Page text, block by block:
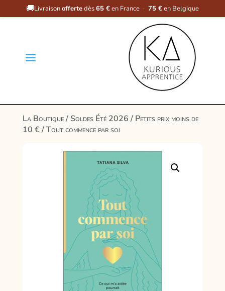
🚚Livraisonoffertedès65 €en France · 75 €en Belgique
a
La Boutique/ Soldes Été 2026/ Petits prix moins de
10 €/ Tout commence par soi